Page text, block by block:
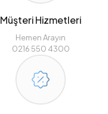
Müşteri Hizmetleri
Hemen Arayın
0216 550 4300